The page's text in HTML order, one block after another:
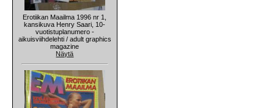
Erotiikan Maailma 1996 nr 1,
kansikuva Henry Saari, 10-
vuotistuplanumero -
aikuisviihdelehti / adult graphics
magazine
Näytä